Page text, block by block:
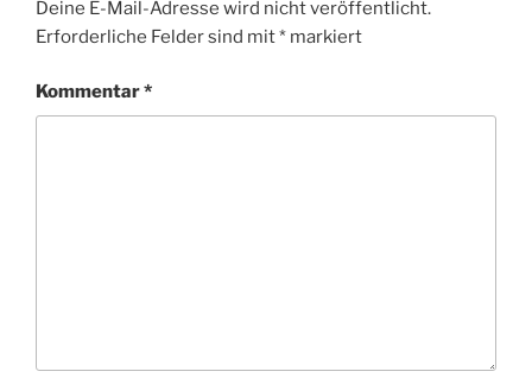
Deine E-Mail-Adresse wird nicht veröffentlicht.
Erforderliche Felder sind mit* markiert
Kommentar*